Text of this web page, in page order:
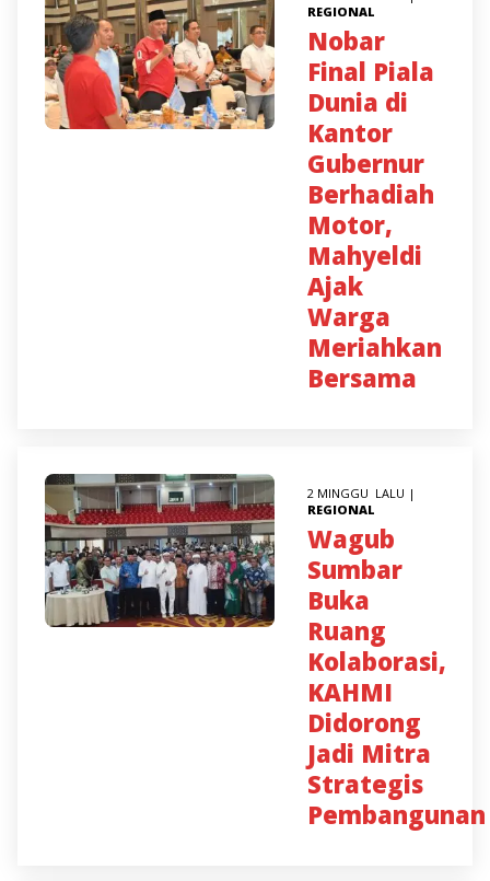
REGIONAL
Nobar
Final Piala
Dunia di
Kantor
Gubernur
Berhadiah
Motor,
Mahyeldi
Ajak
Warga
Meriahkan
Bersama
2 MINGGU LALU |
REGIONAL
Wagub
Sumbar
Buka
Ruang
Kolaborasi,
KAHMI
Didorong
Jadi Mitra
Strategis
Pembangunan